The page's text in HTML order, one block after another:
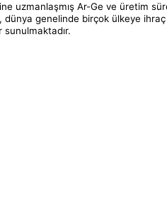
uzmanlaşmış Ar-Ge ve üretim
dünya genelinde birçok ülkeye